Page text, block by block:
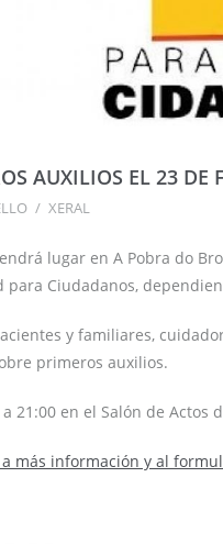
AUXILIOS EL 23 DE
/ XERAL
lugar en A Pobra do
para Ciudadanos,
y familiares,
primeros auxilios.
21:00 en el Salón de Actos
más información y al